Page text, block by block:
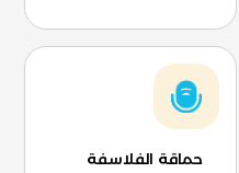
حماقة الفلاسفة